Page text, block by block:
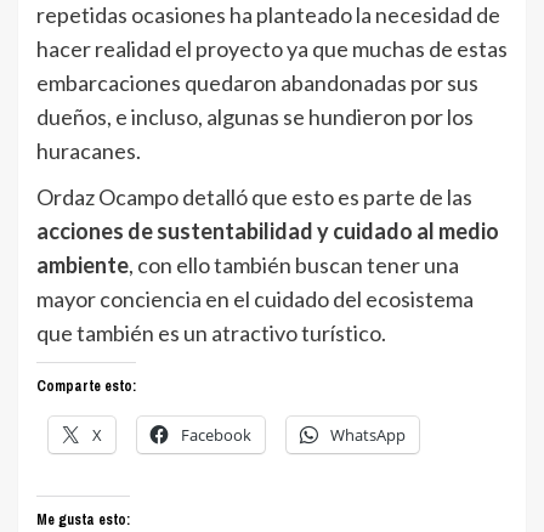
repetidas ocasiones ha planteado la necesidad de
hacer realidad el proyecto ya que muchas de estas
embarcaciones quedaron abandonadas por sus
dueños, e incluso, algunas se hundieron por los
huracanes.
Ordaz Ocampo detalló que esto es parte de las
acciones de sustentabilidad y cuidado al medio
ambiente, con ello también buscan tener una
mayor conciencia en el cuidado del ecosistema
que también es un atractivo turístico.
Comparte esto:
X Facebook WhatsApp
Me gusta esto: